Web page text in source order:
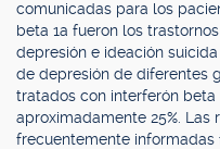
comunicadas para los
beta 1a fueron los
depresión e ideación
de depresión de diferentes
tratados con interferón
aproximadamente 25%. Las
frecuentemente